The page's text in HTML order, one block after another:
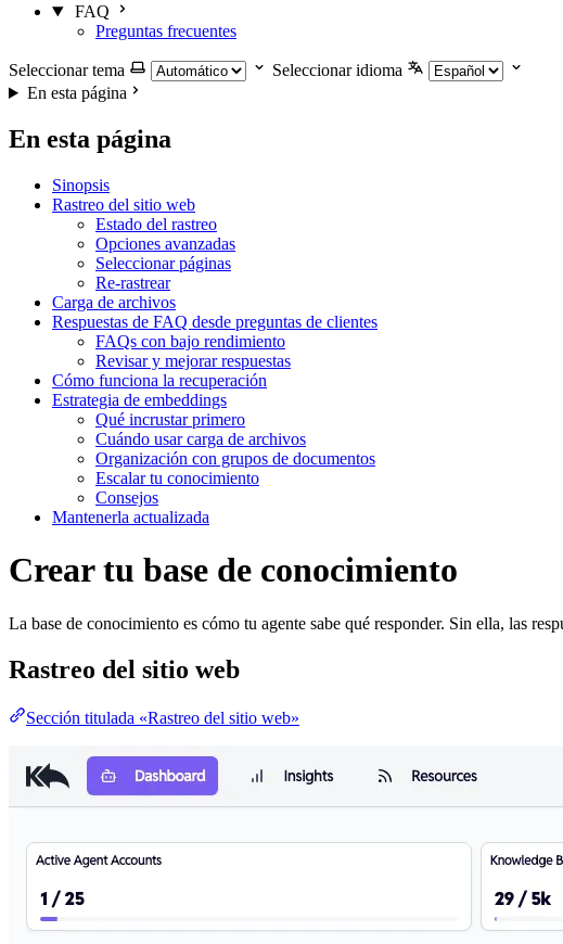
FAQ
Preguntas frecuentes
Seleccionar tema
Seleccionar idioma
En esta página
En esta página
Sinopsis
Rastreo del sitio web
Estado del rastreo
Opciones avanzadas
Seleccionar páginas
Re-rastrear
Carga de archivos
Respuestas de FAQ desde preguntas de clientes
FAQs con bajo rendimiento
Revisar y mejorar respuestas
Cómo funciona la recuperación
Estrategia de embeddings
Qué incrustar primero
Cuándo usar carga de archivos
Organización con grupos de documentos
Escalar tu conocimiento
Consejos
Mantenerla actualizada
Crear tu base de conocimiento
La base de conocimiento es cómo tu agente sabe qué responder. Sin ella, las
Rastreo del sitio web
Sección titulada «Rastreo del sitio web»